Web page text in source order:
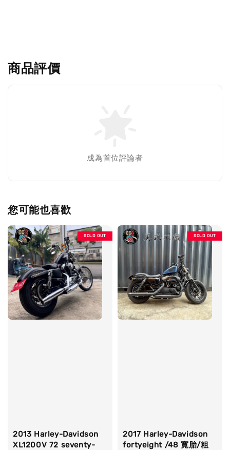
商品評價
成為首位評論者
您可能也喜歡
SOLD OUT
2013 Harley-Davidson
XL1200V 72 seventy-
SOLD OUT
2017 Harley-Davidson
fortyeight /48 寛胎/粗